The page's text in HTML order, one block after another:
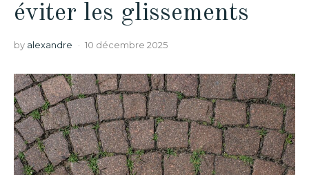
éviter les glissements
by alexandre 10 décembre 2025